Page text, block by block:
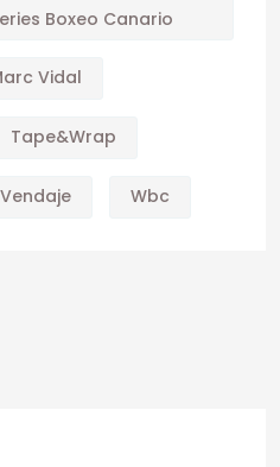
Boxeo Canario
Vidal
Tape&wrap
Vendaje Wbc